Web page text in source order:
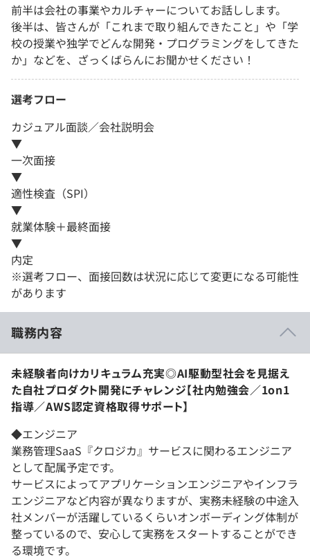
前半は会社の事業やカルチャーについてお話しします。
後半は、皆さんが「これまで取り組んできたこと」や「学
校の授業や独学でどんな開発・プログラミングをしてきた
か」などを、ざっくばらんにお聞かせください！
選考フロー
カジュアル面談／会社説明会
▼
一次面接
▼
適性検査（SPI）
▼
就業体験＋最終面接
▼
内定
※選考フロー、面接回数は状況に応じて変更になる可能性
があります
職務内容
未経験者向けカリキュラム充実◎AI駆動型社会を見据え
た自社プロダクト開発にチャレンジ【社内勉強会／1on1
指導／AWS認定資格取得サポート】
◆エンジニア
業務管理SaaS『クロジカ』サービスに関わるエンジニア
として配属予定です。
サービスによってアプリケーションエンジニアやインフラ
エンジニアなど内容が異なりますが、実務未経験の中途入
社メンバーが活躍しているくらいオンボーディング体制が
整っているので、安心して実務をスタートすることができ
る環境です。